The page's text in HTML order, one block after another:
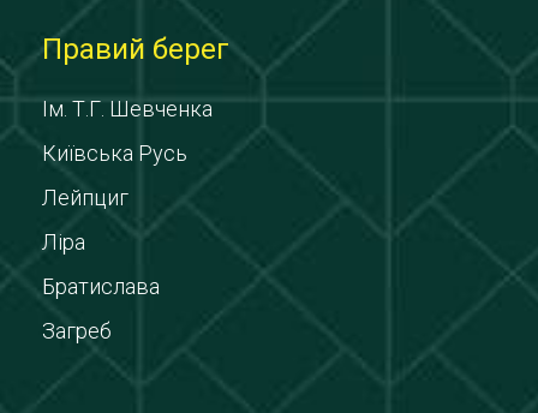
Правий берег
Ім. Т.Г. Шевченка
Київська Русь
Лейпциг
Ліра
Братислава
Загреб